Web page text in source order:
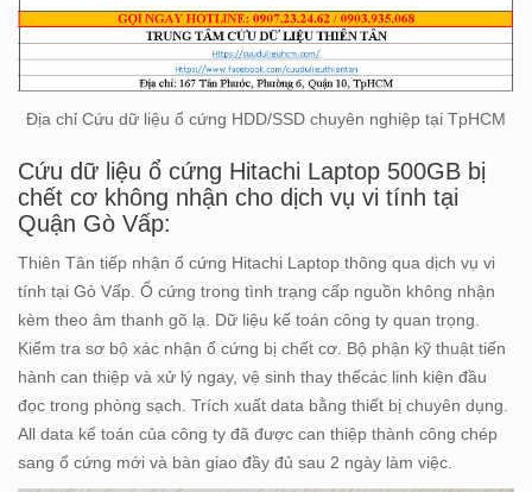
Địa chỉ Cứu dữ liệu ổ cứng HDD/SSD chuyên nghiệp tại TpHCM
Cứu dữ liệu ổ cứng Hitachi Laptop 500GB bị
chết cơ không nhận cho dịch vụ vi tính tại
Quận Gò Vấp:
Thiên Tân tiếp nhận ổ cứng Hitachi Laptop thông qua dịch vụ vi
tính tại Gò Vấp. Ổ cứng trong tình trạng cấp nguồn không nhận
kèm theo âm thanh gõ lạ. Dữ liệu kế toán công ty quan trọng.
Kiểm tra sơ bộ xác nhận ổ cứng bị chết cơ. Bộ phận kỹ thuật tiến
hành can thiệp và xử lý ngay, vệ sinh thay thếcác linh kiện đầu
đọc trong phòng sạch. Trích xuất data bằng thiết bị chuyên dụng.
All data kế toán của công ty đã được can thiệp thành công chép
sang ổ cứng mới và bàn giao đầy đủ sau 2 ngày làm việc.